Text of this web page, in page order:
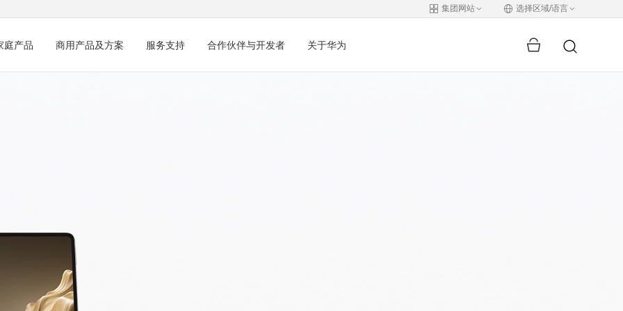
集团网站 选择区域/语言
庭产品 商用产品及方案 服务支持 合作伙伴与开发者 关于华为